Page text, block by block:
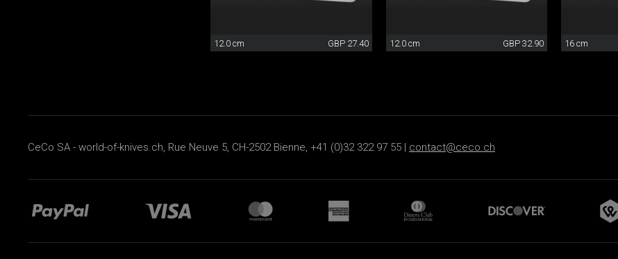
12.0 cm GBP 27.40 12.0 cm GBP 32.90 16 cm
CeCo SA - world-of-knives.ch, Rue Neuve 5, CH-2502 Bienne, +41 (0)32 322 97 55 | contact@ceco.ch